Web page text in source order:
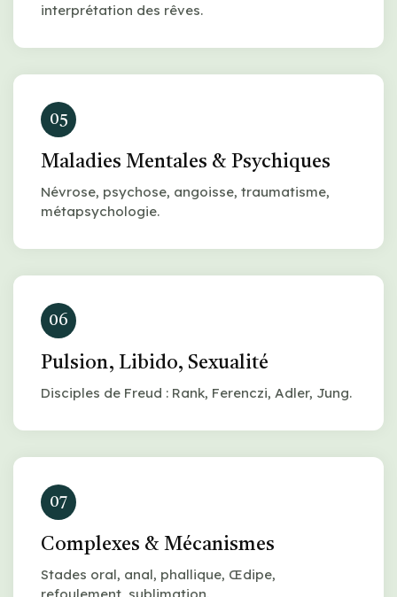
interprétation des rêves.
05
Maladies Mentales & Psychiques
Névrose, psychose, angoisse, traumatisme,
métapsychologie.
06
Pulsion, Libido, Sexualité
Disciples de Freud : Rank, Ferenczi, Adler, Jung.
07
Complexes & Mécanismes
Stades oral, anal, phallique, Œdipe,